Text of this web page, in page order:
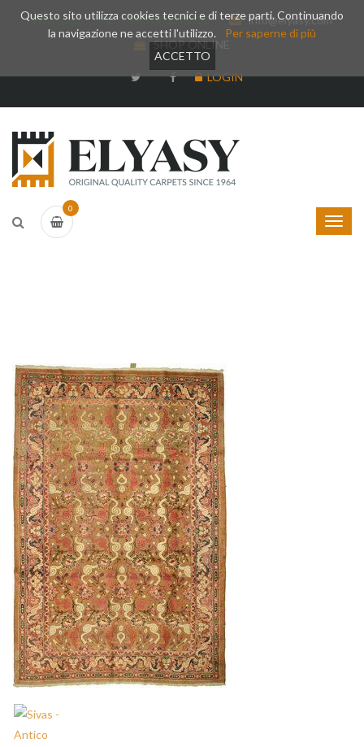
Whatsapp +39 377 3375788
info@elyasy.com
SHOP ONLINE
LOGIN
0
Questo sito utilizza cookies tecnici e di terze parti. Continuando
la navigazione ne accetti l'utilizzo.
Per saperne di più
ACCETTO